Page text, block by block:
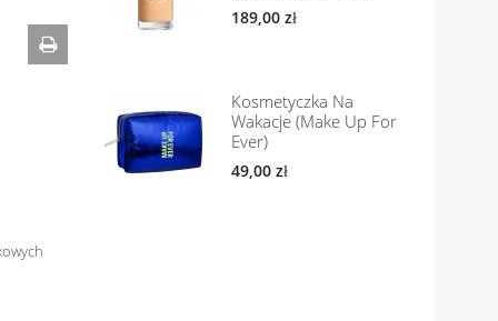
189,00 zł
Kosmetyczka Na
Wakacje (Make Up For
Ever)
49,00 zł